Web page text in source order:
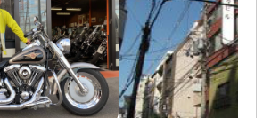
兵庫県、京都府
割 / 相続登記 / 相続放棄 / 成年後見 /